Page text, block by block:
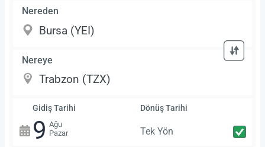
Nereden
Nereye
Gidiş Tarihi
9 Ağu
Pazar
Dönüş Tarihi
Tek Yön